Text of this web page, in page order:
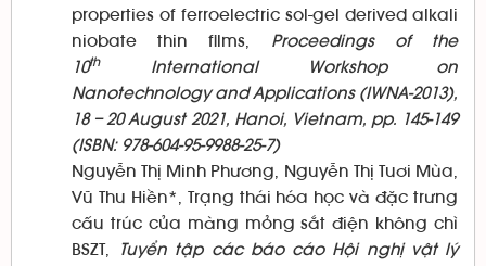
properties of ferroelectric sol-gel derived alkali
niobate thin films, Proceedings of the
10thInternational Workshop on
Nanotechnology and Applications (IWNA-2013),
18 – 20 August 2021, Hanoi, Vietnam, pp. 145-149
(ISBN: 978-604-95-9988-25-7)
Nguyễn Thị Minh Phương, Nguyễn Thị Tuơi Mùa,
Vũ Thu Hiền*, Trạng thái hóa học và đặc trưng
cấu trúc của màng mỏng sắt điện không chì
BSZT,
Tuyển tập các báo cáo Hội nghị vật lý